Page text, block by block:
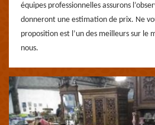
équipes professionnelles assurons
donneront une estimation de prix. Ne
proposition est l’un des meilleurs sur le
nous.